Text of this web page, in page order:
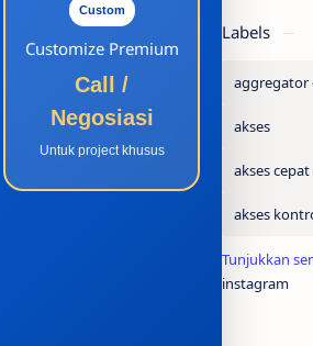
Custom
Customize Premium
Call /
Negosiasi
Untuk project khusus
Labels
akses
instagram